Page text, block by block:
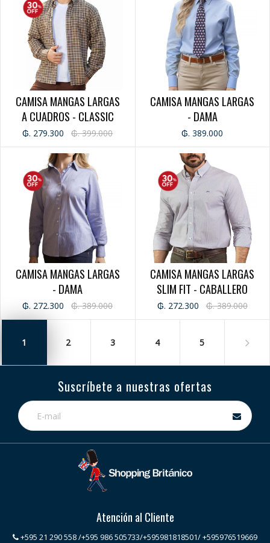
CAMISA MANGAS LARGAS
A CUADROS - CLASSIC
OXFORD - CABALLERO
₲. 279.300 ₲. 399.000
CAMISA MANGAS LARGAS
- DAMA
₲. 389.000
CAMISA MANGAS LARGAS
- DAMA
₲. 272.300 ₲. 389.000
CAMISA MANGAS LARGAS
SLIM FIT - CABALLERO
₲. 272.300 ₲. 389.000
1 2 3 4 5
Suscríbete a nuestras ofertas
Atención al Cliente
+595 21 290 558 /+595 986 505733/+595981818501/ +595976519669